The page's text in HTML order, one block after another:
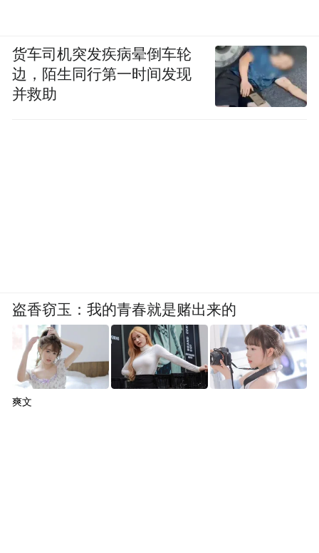
货车司机突发疾病晕倒车轮
边，陌生同行第一时间发现
并救助
盗香窃玉：我的青春就是赌出来的
爽文